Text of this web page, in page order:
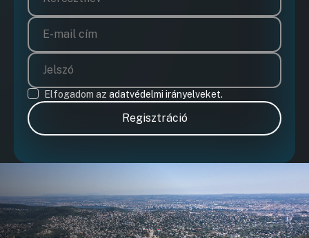
Elfogadom az adatvédelmi irányelveket.
Regisztráció